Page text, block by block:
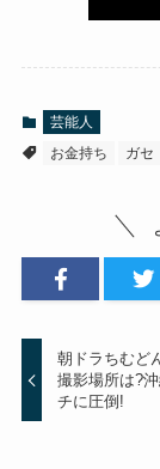
芸能人
お金持ち
ガセ
朝ドラちむど
撮影場所は?
チに圧倒!